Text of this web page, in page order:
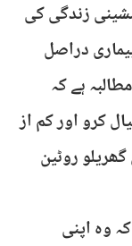
زندگی کی
دراصل
ہے کہ
کرو اور کم از
روٹین
وہ اپنی